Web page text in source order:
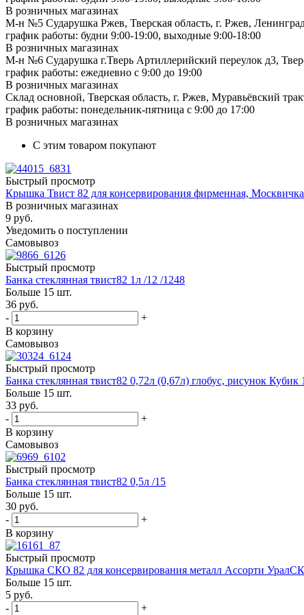
В розничных магазинах
М-н №5 Сударушка Ржев, Тверская область, г. Ржев,
график работы: будни 9:00-19:00, выходные 9:00-18:00
В розничных магазинах
М-н №6 Сударушка г.Тверь Артиллерийский переулок д3,
график работы: ежедневно с 9:00 до 19:00
В розничных магазинах
Склад основной, Тверская область, г. Ржев, Муравьёвский
график работы: понедельник-пятница с 9:00 до 17:00
В розничных магазинах
С этим товаром покупают
Быстрый просмотр
Крышка Твист 82 для консервирования фирменная,
В розничных магазинах
9 руб.
Уведомить о поступлении
Самовывоз
Быстрый просмотр
Банка стеклянная твист82 1л /12 /1248
Больше 15 шт.
36 руб.
-
+
В корзину
Самовывоз
Быстрый просмотр
Банка стеклянная твист82 0,72л (0,67л) глобус, рисунок Кубик
Больше 15 шт.
33 руб.
-
+
В корзину
Самовывоз
Быстрый просмотр
Банка стеклянная твист82 0,5л /15
Больше 15 шт.
30 руб.
-
+
В корзину
Быстрый просмотр
Крышка СКО 82 для консервирования металл Ассорти
Больше 15 шт.
5 руб.
-
+